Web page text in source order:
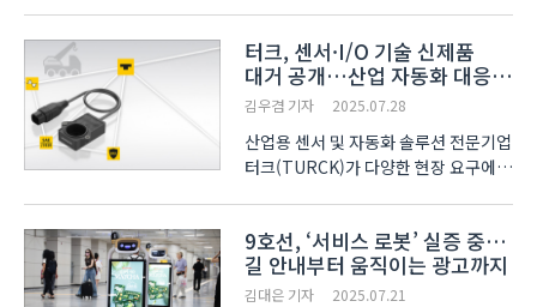
ROBOTICS)가 ‘2025
코리아빌드위크’에서 자재 운반 로봇
자동화 솔루션을 선보였다. 솔루션은 세
가지 로봇으로 구성됐다. 먼저, 바닥의
선이나..
터크, 센서·I/O 기술 신제품
대거 공개…산업 자동화 대응
포트폴리오 강화
김우겸 기자 2025.07.28
산업용 센서 및 자동화 솔루션 전문기업
터크(TURCK)가 다양한 현장 요구에
센서, 드로우 와이어 엔코더, 비접촉식
이더넷 커플러, IO-Link 허브, 정전용량
센서..
9호선, ‘서비스 로봇’ 실증 중…
길 안내부터 움직이는 광고까지
김대은 기자 2025.07.21